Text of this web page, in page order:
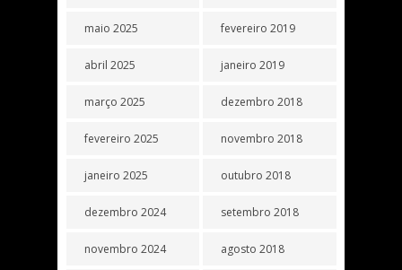
maio 2025
abril 2025
março 2025
fevereiro 2025
janeiro 2025
dezembro 2024
novembro 2024
fevereiro 2019
janeiro 2019
dezembro 2018
novembro 2018
outubro 2018
setembro 2018
agosto 2018